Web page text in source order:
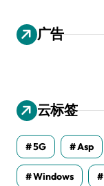
广告
云标签
5G Asp
Windows